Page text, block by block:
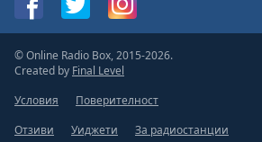
© Online Radio Box, 2015-2026.
Created by Final Level
Условия
Поверителност
Отзиви
Уиджети За радиостанции